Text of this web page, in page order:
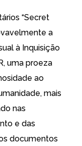
“Secret
a
à Inquisição
uma proeza
ao
mais
nas
e das
documentos